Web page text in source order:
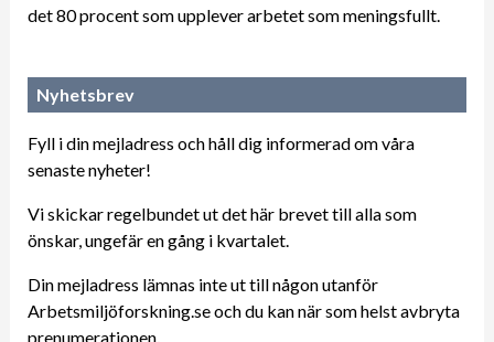
det 80 procent som upplever arbetet som meningsfullt.
Nyhetsbrev
Fyll i din mejladress och håll dig informerad om våra
senaste nyheter!
Vi skickar regelbundet ut det här brevet till alla som
önskar, ungefär en gång i kvartalet.
Din mejladress lämnas inte ut till någon utanför
Arbetsmiljöforskning.se och du kan när som helst avbryta
prenumerationen.